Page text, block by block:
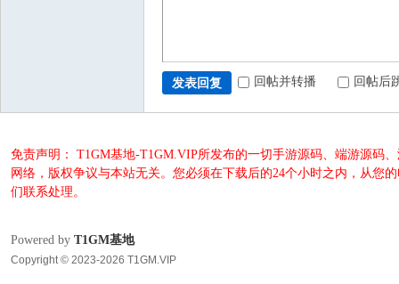
发表回复 回帖并转播 回帖后
免责声明： T1GM基地-T1GM.VIP所发布的一切手游源码、端游源码
网络，版权争议与本站无关。您必须在下载后的24个小时之内，从您
们联系处理。
Powered by T1GM基地
Copyright © 2023-2026 T1GM.VIP